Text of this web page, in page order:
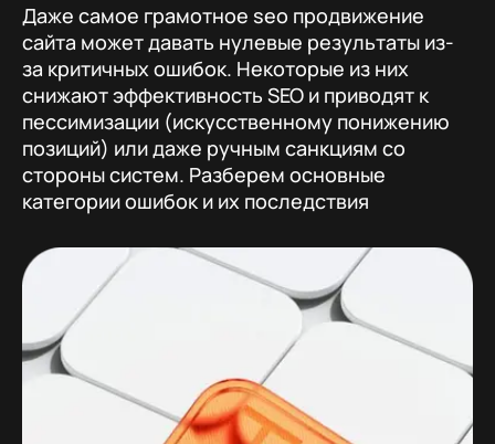
Даже самое грамотное seo продвижение
сайта может давать нулевые результаты из-
за критичных ошибок. Некоторые из них
снижают эффективность SEO и приводят к
пессимизации (искусственному понижению
позиций) или даже ручным санкциям со
стороны систем. Разберем основные
категории ошибок и их последствия